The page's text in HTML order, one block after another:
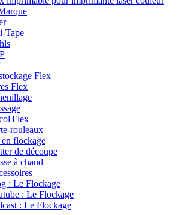
Tape
Flex
Flex
rouleaux
flockage
de découpe
à chaud
: Le Flockage
: Le Flockage
: Le Flockage